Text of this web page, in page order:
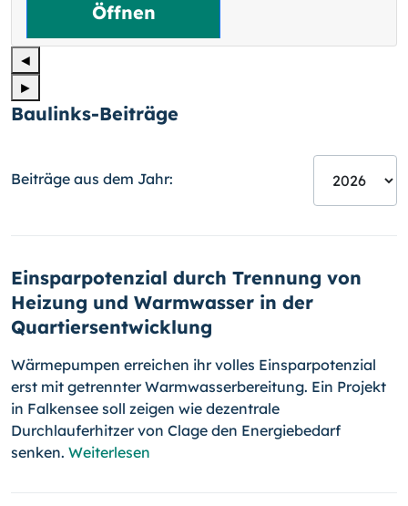
Öffnen
◄
►
Baulinks-Beiträge
Beiträge aus dem Jahr:
Einsparpotenzial durch Trennung von
Heizung und Warmwasser in der
Quartiersentwicklung
Wärmepumpen erreichen ihr volles Einsparpotenzial
erst mit getrennter Warmwasserbereitung. Ein Projekt
in Falkensee soll zeigen wie dezentrale
Durchlauferhitzer von Clage den Energiebedarf
senken. Weiterlesen